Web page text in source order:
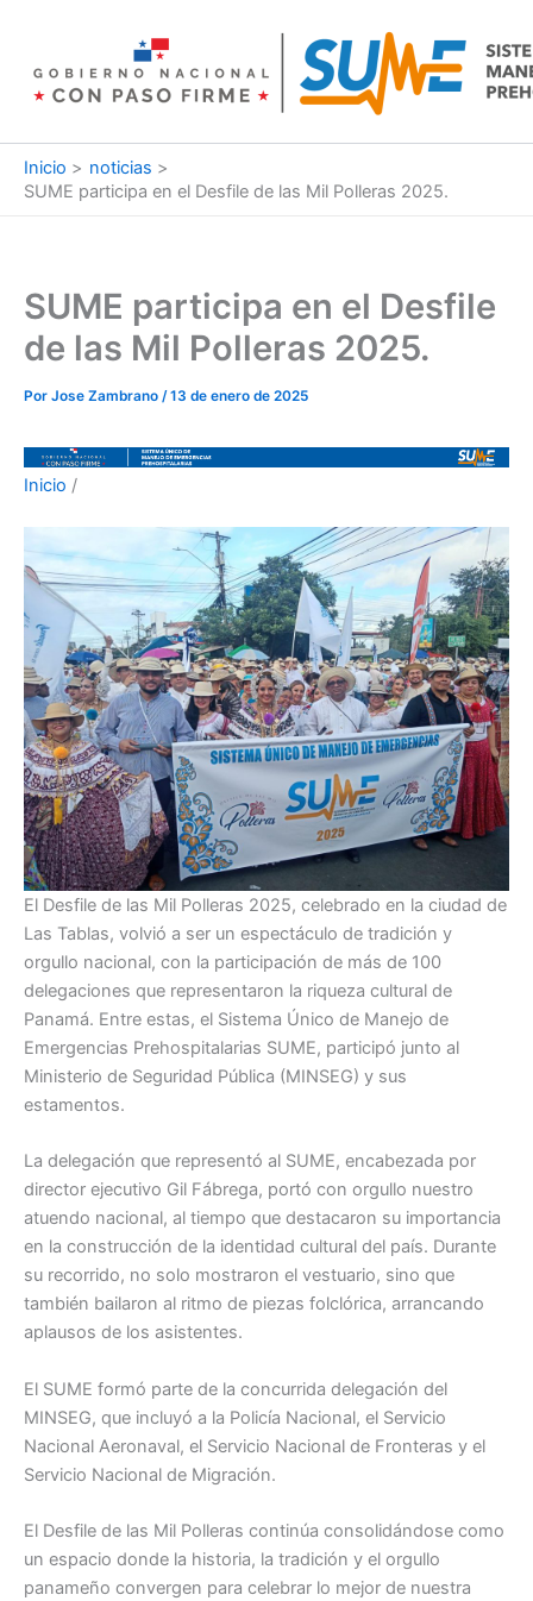
contenido
Inicio
noticias
SUME participa en el Desfile de las Mil Polleras 2025.
SUME participa en el Desfile
de las Mil Polleras 2025.
Por Jose Zambrano /13 de enero de 2025
Inicio /
El Desfile de las Mil Polleras 2025, celebrado en la ciudad de
Las Tablas, volvió a ser un espectáculo de tradición y
orgullo nacional, con la participación de más de 100
delegaciones que representaron la riqueza cultural de
Panamá. Entre estas, el Sistema Único de Manejo de
Emergencias Prehospitalarias SUME, participó junto al
Ministerio de Seguridad Pública (MINSEG) y sus
estamentos.
La delegación que representó al SUME, encabezada por
director ejecutivo Gil Fábrega, portó con orgullo nuestro
atuendo nacional, al tiempo que destacaron su importancia
en la construcción de la identidad cultural del país. Durante
su recorrido, no solo mostraron el vestuario, sino que
también bailaron al ritmo de piezas folclórica, arrancando
aplausos de los asistentes.
El SUME formó parte de la concurrida delegación del
MINSEG, que incluyó a la Policía Nacional, el Servicio
Nacional Aeronaval, el Servicio Nacional de Fronteras y el
Servicio Nacional de Migración.
El Desfile de las Mil Polleras continúa consolidándose como
un espacio donde la historia, la tradición y el orgullo
panameño convergen para celebrar lo mejor de nuestra